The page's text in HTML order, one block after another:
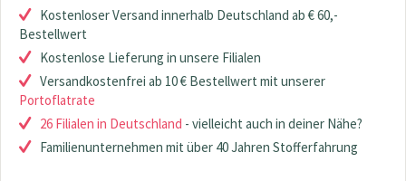
Kostenloser Versand innerhalb Deutschland ab € 60,-
Bestellwert
Kostenlose Lieferung in unsere Filialen
Versandkostenfrei ab 10 € Bestellwert mit unserer
Portoflatrate
26 Filialen in Deutschland - vielleicht auch in deiner Nähe?
Familienunternehmen mit über 40 Jahren Stofferfahrung